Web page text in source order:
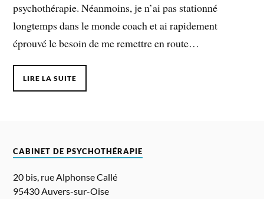
psychothérapie. Néanmoins, je n’ai pas stationné
longtemps dans le monde coach et ai rapidement
éprouvé le besoin de me remettre en route…
LIRE LA SUITE
CABINET DE PSYCHOTHÉRAPIE
20 bis, rue Alphonse Callé
95430 Auvers-sur-Oise